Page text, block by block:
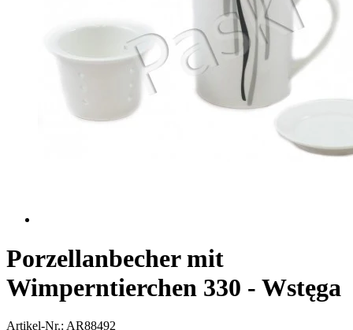
Porzellanbecher mit
Wimperntierchen 330 - Wstęga
Artikel-Nr.: AR88492